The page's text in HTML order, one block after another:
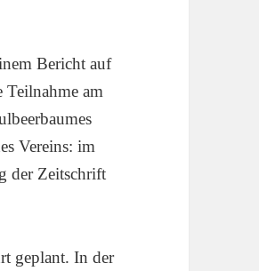
Bericht auf
Teilnahme am
Vereins: im
der Zeitschrift
geplant. In der